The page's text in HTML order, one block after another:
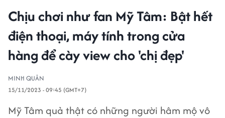
Chịu chơi như fan Mỹ Tâm: Bật hết
điện thoại, máy tính trong cửa
hàng để cày view cho 'chị đẹp'
MINH QUÂN
15/11/2023 - 09:45 (GMT+7)
Mỹ Tâm quả thật có những người hâm mộ vô